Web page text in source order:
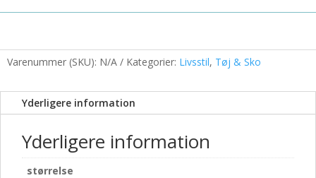
Blomster
Varenummer (SKU): N/A Kategorier: Livsstil, Tøj & Sko
Yderligere information
Yderligere information
størrelse